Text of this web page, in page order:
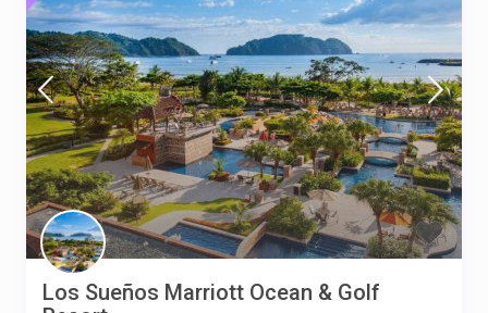
Los Sueños Marriott Ocean & Golf